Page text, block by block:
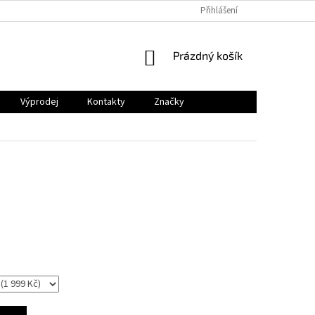
Přihlášení
NÁKUPNÍ
Prázdný košík
Výprodej Kontakty
Značky